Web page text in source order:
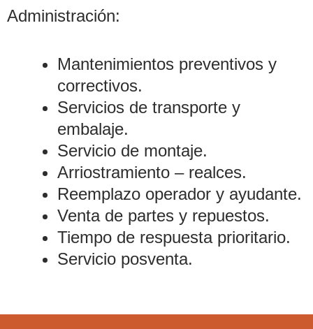
Administración:
Mantenimientos preventivos y
correctivos.
Servicios de transporte y
embalaje.
Servicio de montaje.
Arriostramiento – realces.
Reemplazo operador y ayudante.
Venta de partes y repuestos.
Tiempo de respuesta prioritario.
Servicio posventa.